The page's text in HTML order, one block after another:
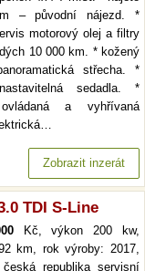
– původní nájezd. *
motorový olej a filtry
10 000 km. * kožený
střecha. *
sedadla. *
a vyhřívaná
Zobrazit inzerát
TDI S-Line
Kč, výkon 200 kw,
km, rok výroby: 2017,
republika servisní